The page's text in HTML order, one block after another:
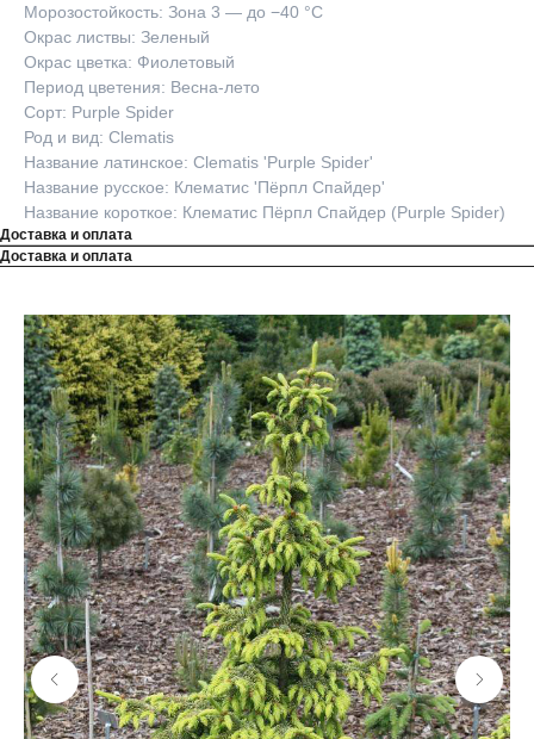
Морозостойкость: Зона 3 — до −40 °C
Окрас листвы: Зеленый
Окрас цветка: Фиолетовый
Период цветения: Весна-лето
Сорт: Purple Spider
Род и вид: Clematis
Название латинское: Clematis 'Purple Spider'
Название русское: Клематис 'Пёрпл Спайдер'
Название короткое: Клематис Пёрпл Спайдер (Purple Spider)
Доставка и оплата
Доставка и оплата